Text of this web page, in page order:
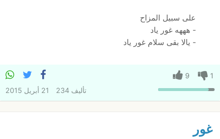
على سبيل المزاح
- هههه غور ياد
- يالا بقى سلام غور ياد
1
9
تأليف234 21 أبريل 2015
غور